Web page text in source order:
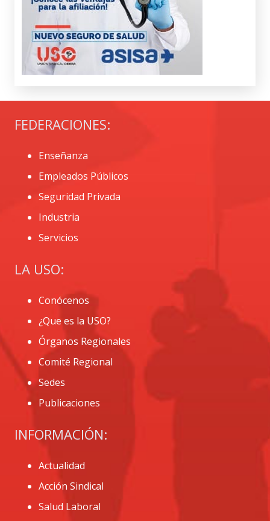
FEDERACIONES:
Enseñanza
Empleados Públicos
Seguridad Privada
Industria
Servicios
LA USO:
Conócenos
¿Que es la USO?
Órganos Regionales
Comité Regional
Sedes
Publicaciones
INFORMACIÓN:
Actualidad
Acción Sindical
Salud Laboral